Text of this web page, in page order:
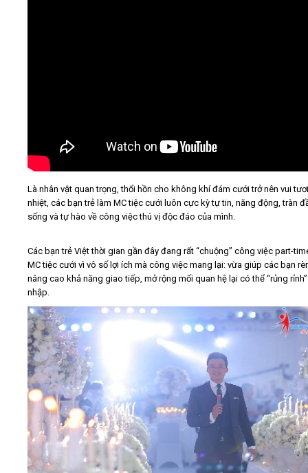
Là nhân vật quan trọng, thổi hồn cho không khí đám cưới trở nên vui
nhiệt, các bạn trẻ làm MC tiệc cưới luôn cực kỳ tự tin, năng động, tràn
sống và tự hào về công việc thú vị độc đáo của mình.
Các bạn trẻ Việt thời gian gần đây đang rất “chuộng” công việc part-
MC tiệc cưới vì vô số lợi ích mà công việc mang lại: vừa giúp các bạn
nâng cao khả năng giao tiếp, mở rộng mối quan hệ lại có thể “rủng
nhập.